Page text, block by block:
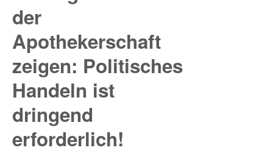
Inhalt
zur
Suche
der
Apothekerschaft
zeigen: Politisches
Handeln ist
dringend
erforderlich!